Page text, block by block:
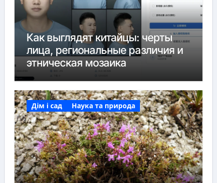
Как выглядят китайцы: черты
лица, региональные различия и
этническая мозаика
Дім і сад Наука та природа